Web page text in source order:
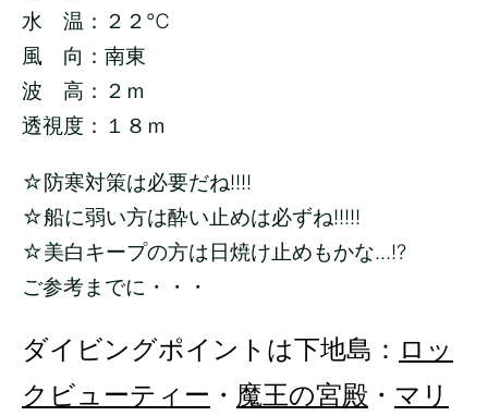
水 温：２２ ℃
風 向：南東
波 高：２ｍ
透視度：１８ｍ
☆防寒対策は必要だね!!!!
☆船に弱い方は酔い止めは必ずね!!!!!
☆美白キープの方は日焼け止めもかな...!?
ご参考までに・・・
ダイビングポイントは下地島： ロッ
クビューティー ・ 魔王の宮殿 ・ マリ